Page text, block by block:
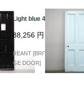
Light blue 4 Panel
88,256 円
REANT [BRITISH VINTA
GE DOOR]